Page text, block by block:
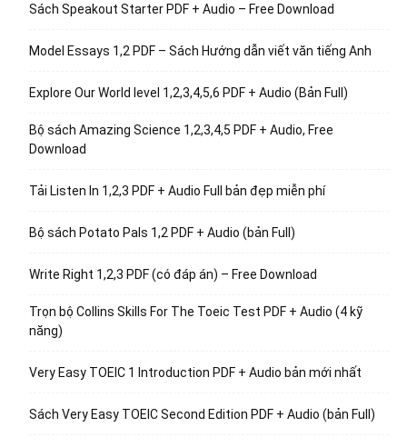
Sách Speakout Starter PDF + Audio – Free Download
Model Essays 1,2 PDF – Sách Hướng dẫn viết văn tiếng Anh
Explore Our World level 1,2,3,4,5,6 PDF + Audio (Bản Full)
Bộ sách Amazing Science 1,2,3,4,5 PDF + Audio, Free
Download
Tải Listen In 1,2,3 PDF + Audio Full bản đẹp miễn phí
Bộ sách Potato Pals 1,2 PDF + Audio (bản Full)
Write Right 1,2,3 PDF (có đáp án) – Free Download
Trọn bộ Collins Skills For The Toeic Test PDF + Audio (4 kỹ
năng)
Very Easy TOEIC 1 Introduction PDF + Audio bản mới nhất
Sách Very Easy TOEIC Second Edition PDF + Audio (bản Full)